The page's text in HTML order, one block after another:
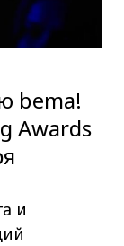
bema!
Awards
и